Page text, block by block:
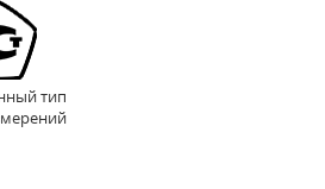
тип